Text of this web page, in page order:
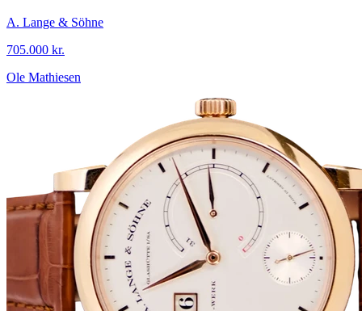
A. Lange & Söhne
705.000 kr.
Ole Mathiesen